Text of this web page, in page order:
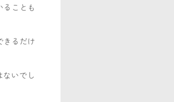
ことも
るだけ
いでし